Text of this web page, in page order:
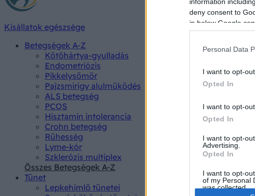
deny consent to
in below Google
Personal Data
I want to opt-
Opted In
I want to opt-
Opted In
I want to opt-
Advertising.
Opted In
I want to opt-
of my Personal
was collected.
Kisállatok egészsége
Betegségek A-Z
Kötőhártya-gyulladás
Endometriózis
Pikkelysömör
Pajzsmirigy alulműködés
ALS betegség
PCOS
Hisztamin intolerancia
Crohn betegség
Rühesség
Lyme-kór
Szklerózis multiplex
Összes Betegségek A-Z
Tünet
Lepkehimlő tünetei